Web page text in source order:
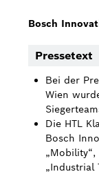
Über uns
Karriere
Bosch
Kontakt
Bosch
Pressetext
Bei der
Wien
Die HTL
Bosch
„Industrial